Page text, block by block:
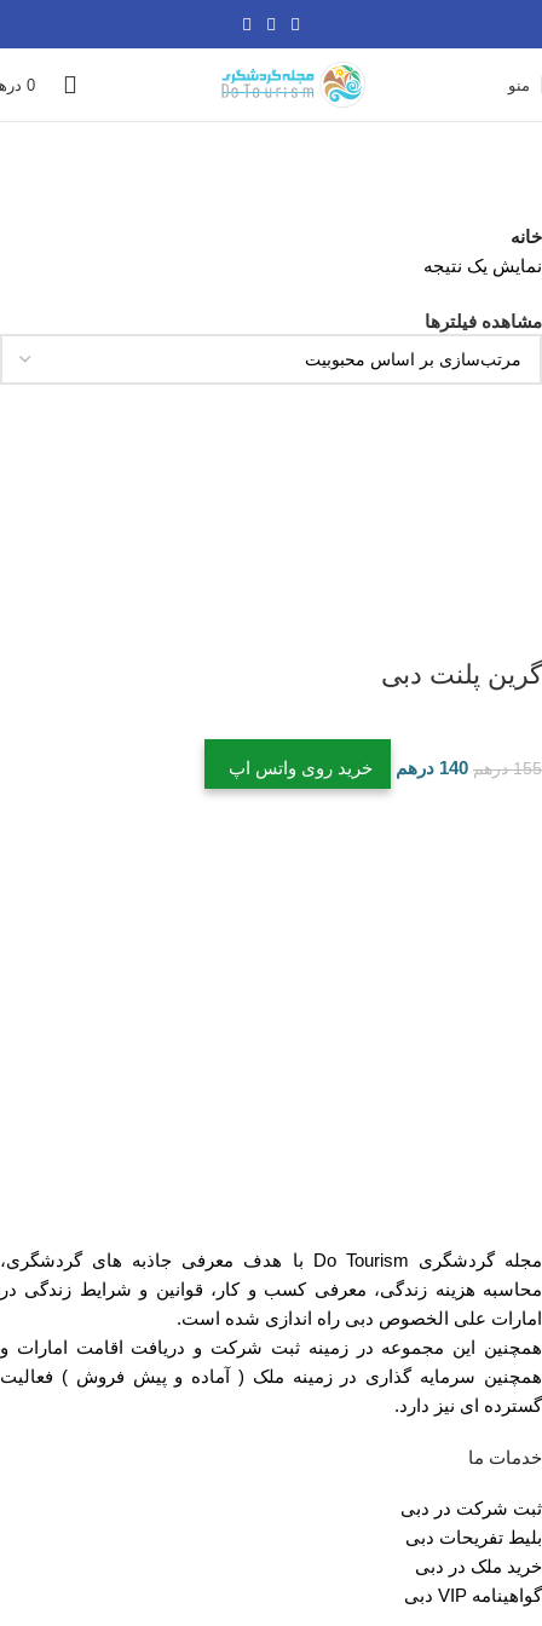
منو 0
خانه
نمایش یک نتیجه
مشاهده فیلترها
گرین پلنت دبی
155 درهم 140 درهم خرید روی واتس اپ
مجله گردشگری Do Tourism با هدف معرفی جاذبه های گردشگری،
محاسبه هزینه زندگی، معرفی کسب و کار، قوانین و شرایط زندگی در
امارات علی الخصوص دبی راه اندازی شده است.
همچنین این مجموعه در زمینه ثبت شرکت و دریافت اقامت امارات و
همچنین سرمایه گذاری در زمینه ملک ( آماده و پیش فروش ) فعالیت
گسترده ای نیز دارد.
خدمات ما
ثبت شرکت در دبی
بلیط تفریحات دبی
خرید ملک در دبی
گواهینامه VIP دبی